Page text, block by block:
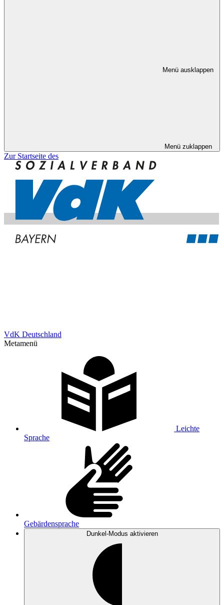
Menü ausklappen
Menü zuklappen
Zur Startseite des
VdK Deutschland
Metamenü
Leichte
Sprache
Gebärdensprache
Dunkel-Modus aktivieren